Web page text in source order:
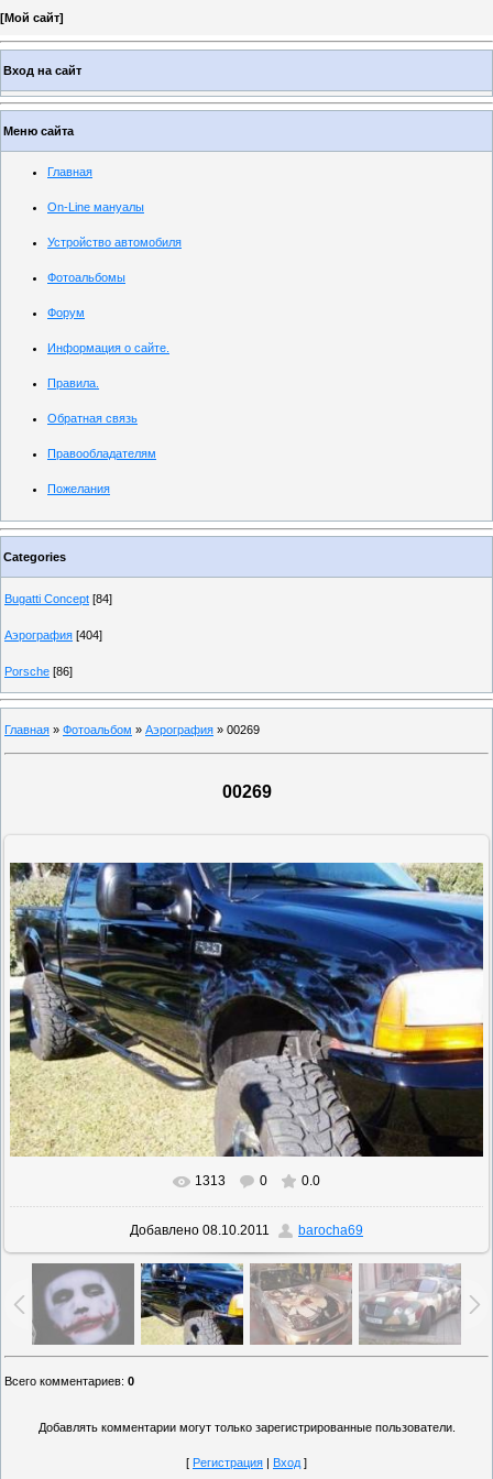
[Мой сайт]
Вход на сайт
Меню сайта
Главная
On-Line мануалы
Устройство автомобиля
Фотоальбомы
Форум
Информация о сайте.
Правила.
Обратная связь
Правообладателям
Пожелания
Categories
Bugatti Concept [84]
Аэрография [404]
Porsche [86]
Главная » Фотоальбом » Аэрография » 00269
00269
В реальном размере 599x372
1313 0 0.0
Добавлено 08.10.2011 barocha69
Всего комментариев: 0
Добавлять комментарии могут только зарегистрированные пользователи.
[ Регистрация | Вход ]